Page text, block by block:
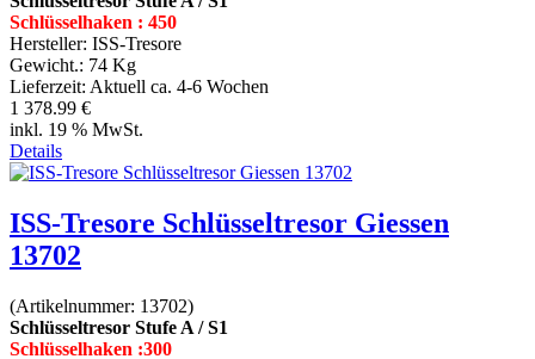
Schlüsselhaken : 450
Hersteller: ISS-Tresore
Gewicht.: 74 Kg
Lieferzeit: Aktuell ca. 4-6 Wochen
1 378.99 €
inkl. 19 % MwSt.
Details
ISS-Tresore Schlüsseltresor Giessen
13702
(Artikelnummer: 13702)
Schlüsseltresor Stufe A / S1
Schlüsselhaken :300